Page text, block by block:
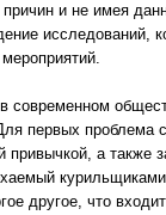
и не имея
исследований,
современном
первых проблема
привычкой, а также
другое, что